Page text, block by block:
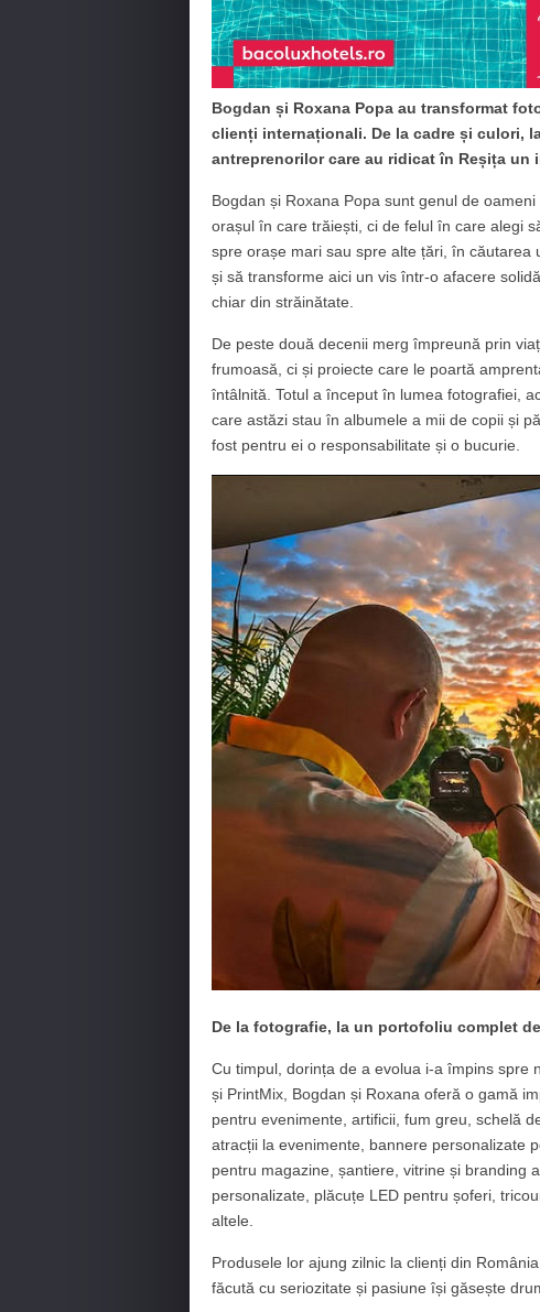
Bogdan și Roxana Popa au transformat
clienți internaționali. De la cadre și culori,
antreprenorilor care au ridicat în Reșița
Bogdan și Roxana Popa sunt genul de
orașul în care trăiești, ci de felul în care alegi
spre orașe mari sau spre alte țări, în
și să transforme aici un vis într-o afacere
chiar din străinătate.
De peste două decenii merg împreună prin
frumoasă, ci și proiecte care le poartă
întâlnită. Totul a început în lumea fotografiei,
care astăzi stau în albumele a mii de copii și
fost pentru ei o responsabilitate și o bucurie.
De la fotografie, la un portofoliu complet
Cu timpul, dorința de a evolua i-a împins spre
și PrintMix, Bogdan și Roxana oferă o gamă
pentru evenimente, artificii, fum greu, schelă
atracții la evenimente, bannere personalizate
pentru magazine, șantiere, vitrine și branding
personalizate, plăcuțe LED pentru șoferi,
altele.
Produsele lor ajung zilnic la clienți din
făcută cu seriozitate și pasiune își găsește